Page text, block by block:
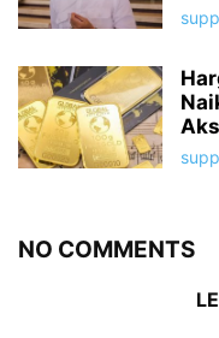
NO COMMENTS